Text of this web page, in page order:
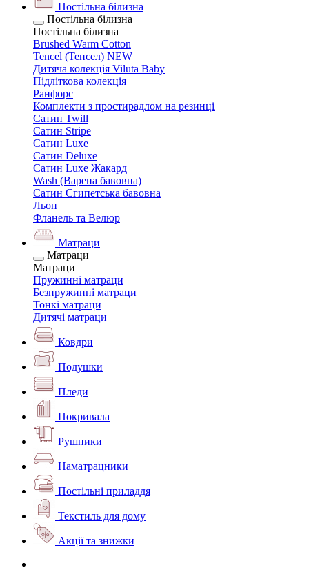
Постільна білизна
Постільна білизна
Постільна білизна
Brushed Warm Cotton
Tencel (Тенсел) NEW
Дитяча колекція Viluta Baby
Підліткова колекція
Ранфорс
Комплекти з простирадлом на резинці
Сатин Twill
Сатин Stripe
Сатин Luxe
Сатин Deluxe
Сатин Luxe Жакард
Wash (Варена бавовна)
Сатин Єгипетська бавовна
Льон
Фланель та Велюр
Матраци
Матраци
Матраци
Пружинні матраци
Безпружинні матраци
Тонкі матраци
Дитячі матраци
Ковдри
Подушки
Пледи
Покривала
Рушники
Наматрацники
Постільні приладдя
Текстиль для дому
Акції та знижки